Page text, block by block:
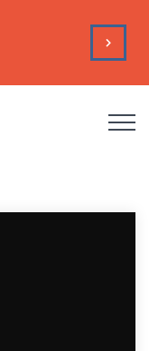
ve Amerika’nın